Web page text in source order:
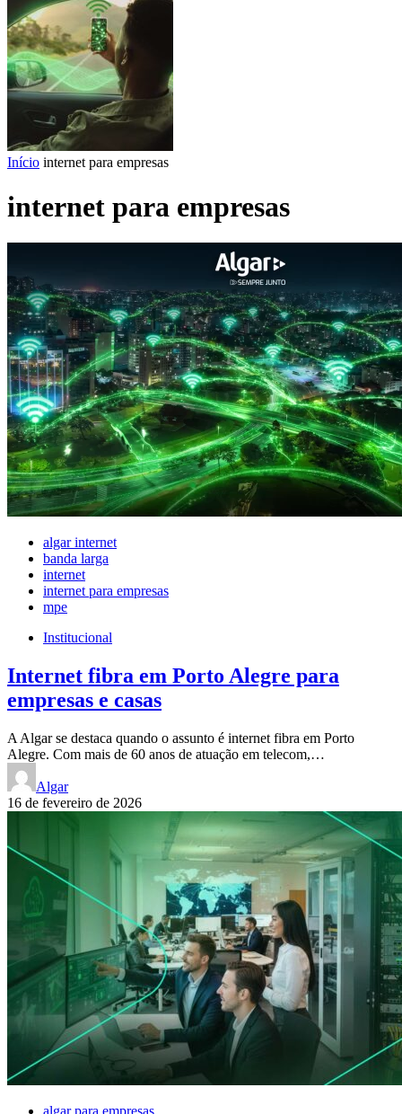
Início internet para empresas
internet para empresas
algar internet
banda larga
internet
internet para empresas
mpe
Institucional
Internet fibra em Porto Alegre para
empresas e casas
A Algar se destaca quando o assunto é internet fibra em Porto
Alegre. Com mais de 60 anos de atuação em telecom,…
Algar
16 de fevereiro de 2026
algar para empresas